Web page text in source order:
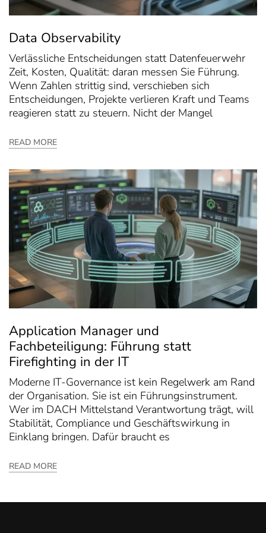
Data Observability
Verlässliche Entscheidungen statt Datenfeuerwehr
Zeit, Kosten, Qualität: daran messen Sie Führung.
Wenn Zahlen strittig sind, verschieben sich
Entscheidungen, Projekte verlieren Kraft und Teams
reagieren statt zu steuern. Nicht der Mangel
READ MORE
Application Manager und
Fachbeteiligung: Führung statt
Firefighting in der IT
Moderne IT-Governance ist kein Regelwerk am Rand
der Organisation. Sie ist ein Führungsinstrument.
Wer im DACH Mittelstand Verantwortung trägt, will
Stabilität, Compliance und Geschäftswirkung in
Einklang bringen. Dafür braucht es
READ MORE